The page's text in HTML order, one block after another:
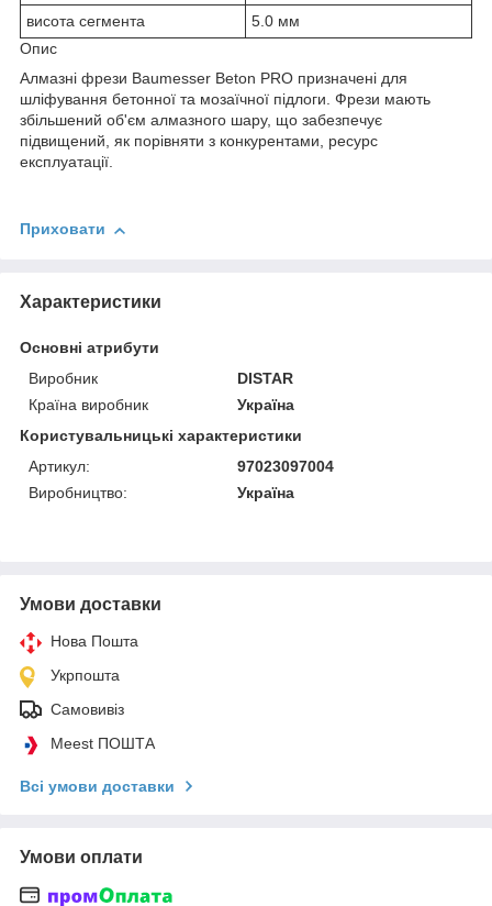
висота сегмента
5.0 мм
Опис
Алмазні фрези Baumesser Beton PRO призначені для
шліфування бетонної та мозаїчної підлоги. Фрези мають
збільшений об'єм алмазного шару, що забезпечує
підвищений, як порівняти з конкурентами, ресурс
експлуатації.
Приховати
Характеристики
Основні атрибути
Виробник
DISTAR
Країна виробник
Україна
Користувальницькі характеристики
Артикул:
97023097004
Виробництво:
Україна
Умови доставки
Нова Пошта
Укрпошта
Самовивіз
Meest ПОШТА
Всі умови доставки
Умови оплати